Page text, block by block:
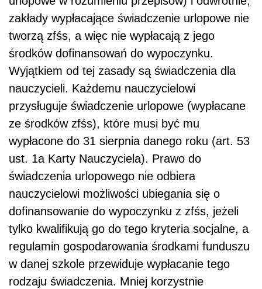
zakłady wypłacające świadczenie urlopowe nie
tworzą zfśs, a więc nie wypłacają z jego
środków dofinansowań do wypoczynku.
Wyjątkiem od tej zasady są świadczenia dla
nauczycieli. Każdemu nauczycielowi
przysługuje świadczenie urlopowe (wypłacane
ze środków zfśs), które musi być mu
wypłacone do 31 sierpnia danego roku (art. 53
ust. 1a Karty Nauczyciela). Prawo do
świadczenia urlopowego nie odbiera
nauczycielowi możliwości ubiegania się o
dofinansowanie do wypoczynku z zfśs, jeżeli
tylko kwalifikują go do tego kryteria socjalne, a
regulamin gospodarowania środkami funduszu
w danej szkole przewiduje wypłacanie tego
rodzaju świadczenia. Mniej korzystnie